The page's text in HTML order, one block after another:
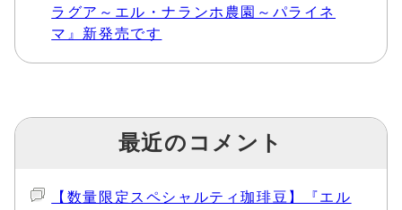
ラグア～エル・ナランホ農園～パライネ
マ』新発売です
最近のコメント
【数量限定スペシャルティ珈琲豆】『エル